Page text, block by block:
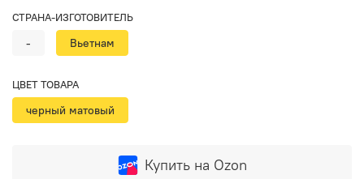
Купить на Ozon
СТРАНА-ИЗГОТОВИТЕЛЬ
- Вьетнам
ЦВЕТ ТОВАРА
черный матовый